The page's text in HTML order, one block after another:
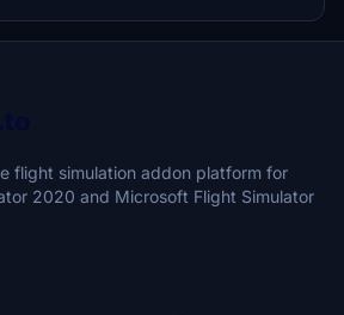
市72个（其中国内航线120条，通航城市61
市3个；国际航线8条，国际城市8个），货运
flight simulation addon platform for
2020 and Microsoft Flight Simulator